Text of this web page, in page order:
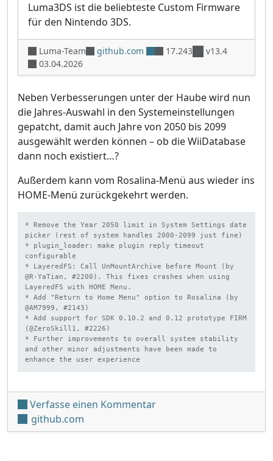
Luma3DS ist die beliebteste Custom Firmware
für den Nintendo 3DS.
Luma-Team github.com 17.243
v13.4
03.04.2026
Neben Verbesserungen unter der Haube wird nun
die Jahres-Auswahl in den Systemeinstellungen
gepatcht, damit auch Jahre von 2050 bis 2099
ausgewählt werden können – ob die WiiDatabase
dann noch existiert…?
Außerdem kann vom Rosalina-Menü aus wieder ins
HOME-Menü zurückgekehrt werden.
* Remove the Year 2050 limit in System Settings date
picker (rest of system handles 2000-2099 just fine)
* plugin_loader: make plugin reply timeout
configurable
* LayeredFS: Call UnMountArchive before Mount (by
@R-YaTian, #2200). This fixes crashes when using
LayeredFS with HOME Menu.
* Add "Return to Home Menu" option to Rosalina (by
@AM7999, #2143)
* Add support for SDK 0.10.2 and 0.12 prototype FIRM
(@ZeroSkill1, #2226)
* Further improvements to overall system stability
and other minor adjustments have been made to
enhance the user experience
Verfasse einen Kommentarunter 'Luma3DS v13.4'
github.com